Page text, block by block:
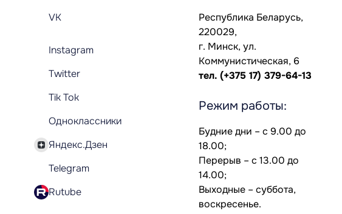
VK
Instagram
Twitter
Tik Tok
Одноклассники
Яндекс.Дзен
Telegram
Rutube
Республика Беларусь,
220029,
г. Минск, ул.
Коммунистическая, 6
тел. (+375 17) 379-64-13
Режим работы:
Будние дни – с 9.00 до
18.00;
Перерыв – с 13.00 до
14.00;
Выходные – суббота,
воскресенье.